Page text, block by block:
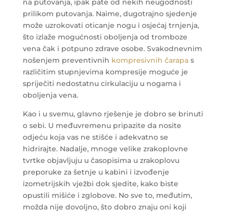
prilikom putovanja. Naime, dugotrajno sjedenje
može uzrokovati oticanje nogu i osjećaj trnjenja,
što izlaže mogućnosti oboljenja od tromboze
vena čak i potpuno zdrave osobe. Svakodnevnim
nošenjem preventivnih kompresivnih čarapas
različitim stupnjevima kompresije moguće je
spriječiti nedostatnu cirkulaciju u nogama i
oboljenja vena.
Kao i u svemu, glavno rješenje je dobro se brinuti
o sebi. U međuvremenu pripazite da nosite
odjeću koja vas ne stišće i adekvatno se
hidrirajte. Nadalje, mnoge velike zrakoplovne
tvrtke objavljuju u časopisima u zrakoplovu
preporuke za šetnje u kabini i izvođenje
izometrijskih vježbi dok sjedite, kako biste
opustili mišiće i zglobove. No sve to, međutim,
možda nije dovoljno, što dobro znaju oni koji